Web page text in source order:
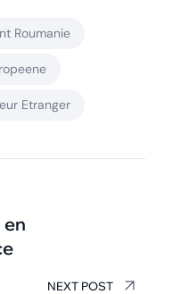
Roumanie
Etranger
en
NEXT POST